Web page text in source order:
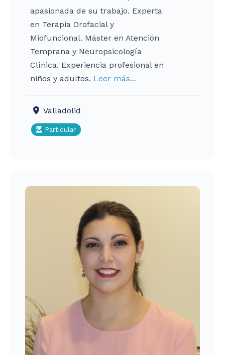
apasionada de su trabajo. Experta
en Terapia Orofacial y
Miofuncional. Máster en Atención
Temprana y Neuropsicología
Clínica. Experiencia profesional en
niños y adultos. Leer más...
Valladolid
Particular